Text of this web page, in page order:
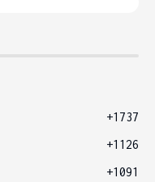
+1737
+1126
+1091